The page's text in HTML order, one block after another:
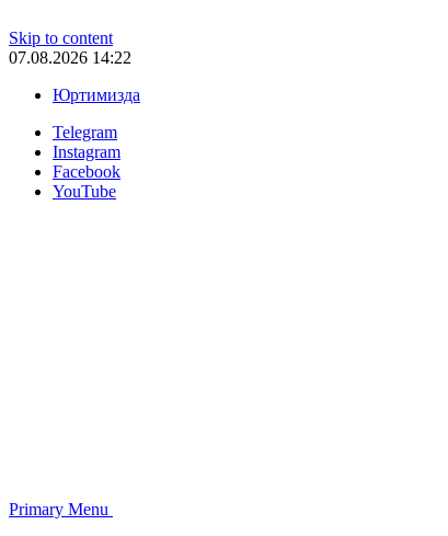
Skip to content
07.08.2026 14:22
Юртимизда
Telegram
Instagram
Facebook
YouTube
Primary Menu